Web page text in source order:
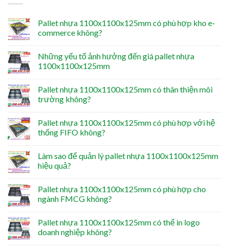
Pallet nhựa 1100x1100x125mm có phù hợp kho e-
commerce không?
Những yếu tố ảnh hưởng đến giá pallet nhựa
1100x1100x125mm
Pallet nhựa 1100x1100x125mm có thân thiện môi
trường không?
Pallet nhựa 1100x1100x125mm có phù hợp với hệ
thống FIFO không?
Làm sao để quản lý pallet nhựa 1100x1100x125mm
hiệu quả?
Pallet nhựa 1100x1100x125mm có phù hợp cho
ngành FMCG không?
Pallet nhựa 1100x1100x125mm có thể in logo
doanh nghiệp không?